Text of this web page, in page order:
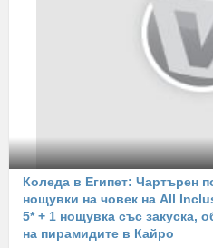
Коледа в Египет: Чартърен
нощувки на човек на All
5* + 1 нощувка със закуска,
на пирамидите в Кайро